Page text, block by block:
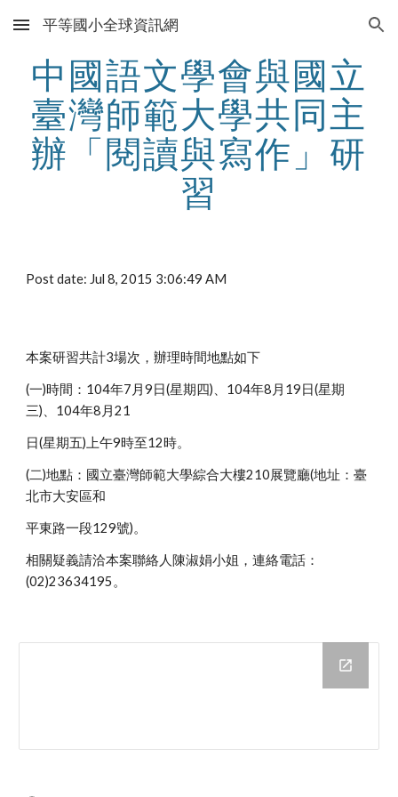
Skip to main content Skip to navigation
平等國小全球資訊網
中國語文學會與國立
臺灣師範大學共同主
辦「閱讀與寫作」研
習
Post date: Jul 8, 2015 3:06:49 AM
本案研習共計3場次，辦理時間地點如下
(一)時間：104年7月9日(星期四)、104年8月19日(星期
三)、104年8月21
日(星期五)上午9時至12時。
(二)地點：國立臺灣師範大學綜合大樓210展覽廳(地址：臺
北市大安區和
平東路一段129號)。
相關疑義請洽本案聯絡人陳淑娟小姐，連絡電話：
(02)23634195。